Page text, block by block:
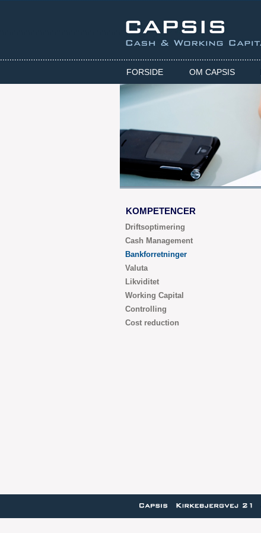
FORSIDE OM CAPSIS
KOMPETENCER
Driftsoptimering
Cash Management
Bankforretninger
Valuta
Likviditet
Working Capital
Controlling
Cost reduction